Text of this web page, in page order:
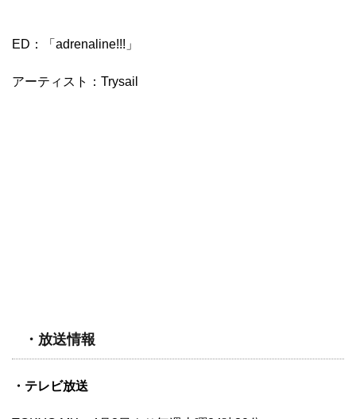
ED：「adrenaline!!!」
アーティスト：Trysail
・放送情報
・テレビ放送